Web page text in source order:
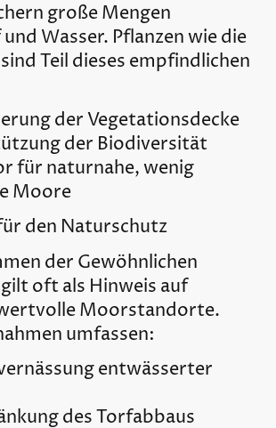
große Mengen
Wasser. Pflanzen wie die
Teil dieses empfindlichen
der Vegetationsdecke
der Biodiversität
für naturnahe, wenig
Moore
den Naturschutz
der Gewöhnlichen
oft als Hinweis auf
Moorstandorte.
umfassen:
entwässerter
des Torfabbaus